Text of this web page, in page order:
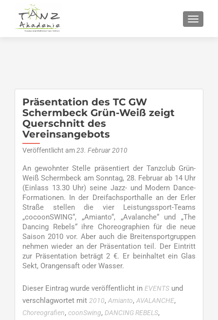
Präsentation des TC GW
Schermbeck Grün-Weiß zeigt
Querschnitt des
Vereinsangebots
Veröffentlicht am23. Februar 2010
An gewohnter Stelle präsentiert der Tanzclub Grün-
Weiß Schermbeck am Sonntag, 28. Februar ab 14 Uhr
(Einlass 13.30 Uhr) seine Jazz- und Modern Dance-
Formationen. In der Dreifachsporthalle an der Erler
Straße stellen die vier Leistungssport-Teams
„cocoonSWING“, „Amianto“, „Avalanche“ und „The
Dancing Rebels“ ihre Choreographien für die neue
Saison 2010 vor. Aber auch die Breitensportgruppen
nehmen wieder an der Präsentation teil. Der Eintritt
zur Präsentation beträgt 2 €. Er beinhaltet ein Glas
Sekt, Orangensaft oder Wasser.
Dieser Eintrag wurde veröffentlicht in EVENTS und
verschlagwortet mit 2010, Amianto, AVALANCHE,
Choreografien, coonSwing, DANCING REBELS,